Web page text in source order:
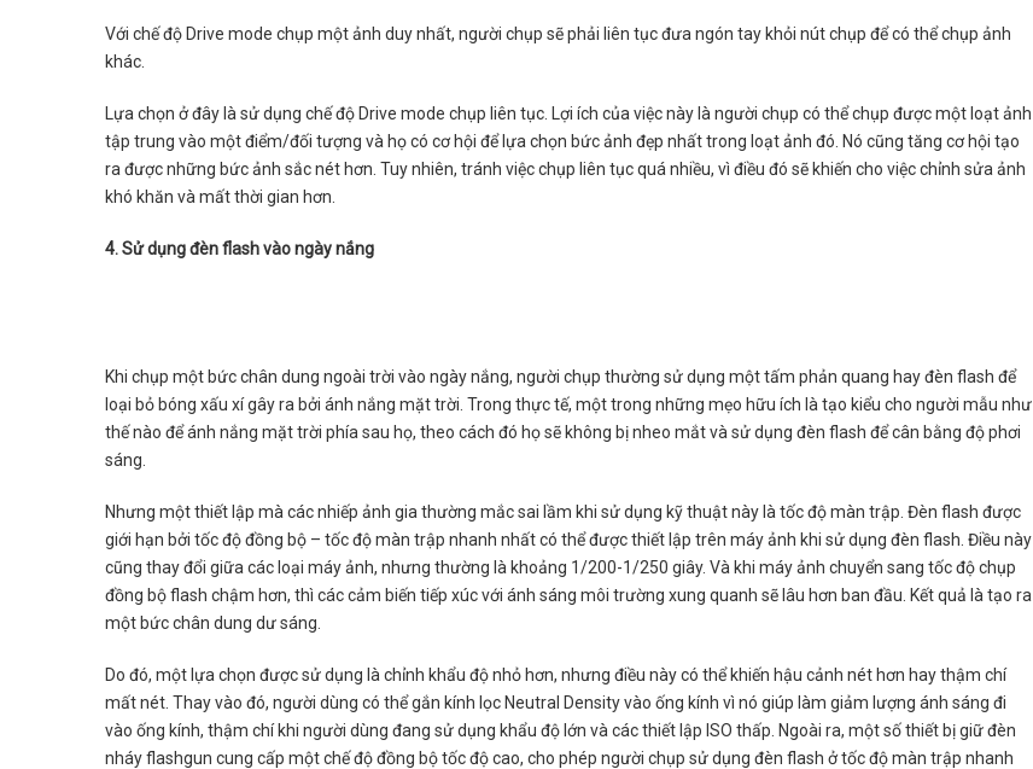
Với chế độ Drive mode chụp một ảnh duy nhất, người chụp sẽ phải liên tục đưa ngón tay khỏi nút chụp để có thể chụp ảnh
khác.
Lựa chọn ở đây là sử dụng chế độ Drive mode chụp liên tục. Lợi ích của việc này là người chụp có thể chụp được một loạt ảnh
tập trung vào một điểm/đối tượng và họ có cơ hội để lựa chọn bức ảnh đẹp nhất trong loạt ảnh đó. Nó cũng tăng cơ hội tạo
ra được những bức ảnh sắc nét hơn. Tuy nhiên, tránh việc chụp liên tục quá nhiều, vì điều đó sẽ khiến cho việc chỉnh sửa ảnh
khó khăn và mất thời gian hơn.
4. Sử dụng đèn flash vào ngày nắng
Khi chụp một bức chân dung ngoài trời vào ngày nắng, người chụp thường sử dụng một tấm phản quang hay đèn flash để
loại bỏ bóng xấu xí gây ra bởi ánh nắng mặt trời. Trong thực tế, một trong những mẹo hữu ích là tạo kiểu cho người mẫu như
thế nào để ánh nắng mặt trời phía sau họ, theo cách đó họ sẽ không bị nheo mắt và sử dụng đèn flash để cân bằng độ phơi
sáng.
Nhưng một thiết lập mà các nhiếp ảnh gia thường mắc sai lầm khi sử dụng kỹ thuật này là tốc độ màn trập. Đèn flash được
giới hạn bởi tốc độ đồng bộ – tốc độ màn trập nhanh nhất có thể được thiết lập trên máy ảnh khi sử dụng đèn flash. Điều này
cũng thay đổi giữa các loại máy ảnh, nhưng thường là khoảng 1/200-1/250 giây. Và khi máy ảnh chuyển sang tốc độ chụp
đồng bộ flash chậm hơn, thì các cảm biến tiếp xúc với ánh sáng môi trường xung quanh sẽ lâu hơn ban đầu. Kết quả là tạo ra
một bức chân dung dư sáng.
Do đó, một lựa chọn được sử dụng là chỉnh khẩu độ nhỏ hơn, nhưng điều này có thể khiến hậu cảnh nét hơn hay thậm chí
mất nét. Thay vào đó, người dùng có thể gắn kính lọc Neutral Density vào ống kính vì nó giúp làm giảm lượng ánh sáng đi
vào ống kính, thậm chí khi người dùng đang sử dụng khẩu độ lớn và các thiết lập ISO thấp. Ngoài ra, một số thiết bị giữ đèn
nháy flashgun cung cấp một chế độ đồng bộ tốc độ cao, cho phép người chụp sử dụng đèn flash ở tốc độ màn trập nhanh